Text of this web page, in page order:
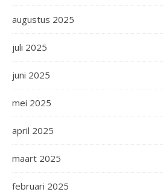
augustus 2025
juli 2025
juni 2025
mei 2025
april 2025
maart 2025
februari 2025